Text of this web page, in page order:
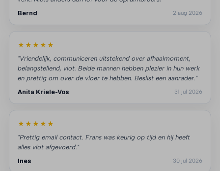
Bernd
2 aug 2026
★★★★★
"Vriendelijk, communiceren uitstekend over afhaalmoment,
belangstellend, vlot. Beide mannen hebben plezier in hun werk
en prettig om over de vloer te hebben. Beslist een aanrader."
Anita Kriele-Vos
31 jul 2026
★★★★★
"Prettig email contact. Frans was keurig op tijd en hij heeft
alles vlot afgevoerd."
Ines
30 jul 2026